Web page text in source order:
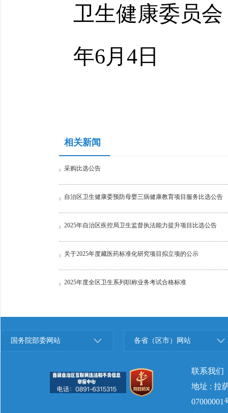
卫生健康委员会
年6月4日
相关新闻
采购比选公告
自治区卫生健康委预防母婴三病健康教育项目服务比选公告
2025年自治区疾控局卫生监督执法能力提升项目比选公告
关于2025年度藏医药标准化研究项目拟立项的公示
2025年度全区卫生系列职称业务考试合格标准
国务院部委网站 各省（区市）网站
联系我们
地址 : 拉
07000001